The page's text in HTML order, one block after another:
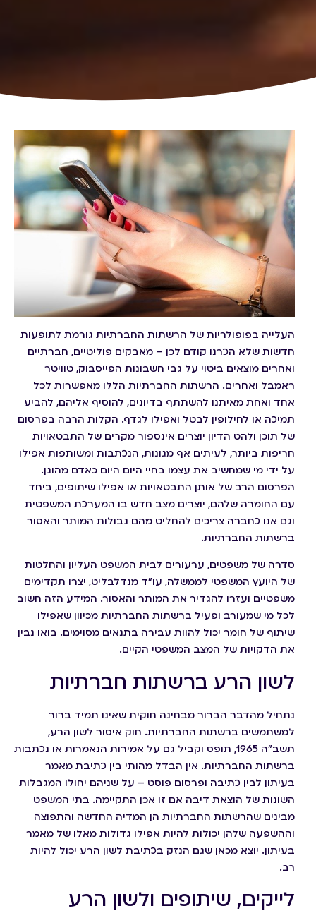
העלייה בפופולריות של הרשתות החברתיות גורמת לתופעות
חדשות שלא הכרנו קודם לכן – מאבקים פוליטיים, חברתיים
ואחרים מוצאים ביטוי על גבי חשבונות הפייסבוק, טוויטר
ראמבל ואחרים. הרשתות החברתיות הללו מאפשרות לכל
אחד ואחת מאיתנו להשתתף בדיונים, להוסיף אליהם, להביע
תמיכה או לחילופין לבטל ואפילו לגדף. הקלות הרבה בפרסום
של תוכן ולהט הדיון יוצרים אינספור מקרים של התבטאויות
חריפות ביותר, לעיתים אף מגונות, הנכתבות ומשותפות אפילו
על ידי מי שמחשיב את עצמו בחיי היום היום כאדם מהוגן.
הפרסום הרב של אותן התבטאויות או אפילו שיתופים, ביחד
עם החומרה שלהם, יוצרים מצב חדש בו המערכת המשפטית
וגם אנו כחברה צריכים להחליט מהם גבולות המותר והאסור
ברשתות החברתיות.
סדרה של משפטים, ערעורים לבית המשפט העליון והחלטות
של היועץ המשפטי לממשלה, עו"ד מנדלבליט, יצרו תקדימים
משפטיים ועזרו להגדיר את המותר והאסור. המידע הזה חשוב
לכל מי שמעורב ופעיל ברשתות החברתיות מכיוון שאפילו
שיתוף של חומר יכול להוות עבירה בתנאים מסוימים. בואו נבין
את הדקויות של המצב המשפטי הקיים.
לשון הרע ברשתות חברתיות
נתחיל מהדבר הברור מבחינה חוקית שאינו תמיד ברור
למשתמשים ברשתות החברתיות. חוק איסור לשון הרע,
תשב"ה 1965, תופס וקביל גם על אמירות הנאמרות או נכתבות
ברשתות החברתיות. אין הבדל מהותי בין כתיבת מאמר
בעיתון לבין כתיבה ופרסום פוסט – על שניהם יחולו המגבלות
השונות של הוצאת דיבה אם זו אכן התקיימה. בתי המשפט
מבינים שהרשתות החברתיות הן המדיה החדשה והתפוצה
וההשפעה שלהן יכולות להיות אפילו גדולות מאלו של מאמר
בעיתון. יוצא מכאן שגם הנזק בכתיבת לשון הרע יכול להיות
רב.
לייקים, שיתופים ולשון הרע